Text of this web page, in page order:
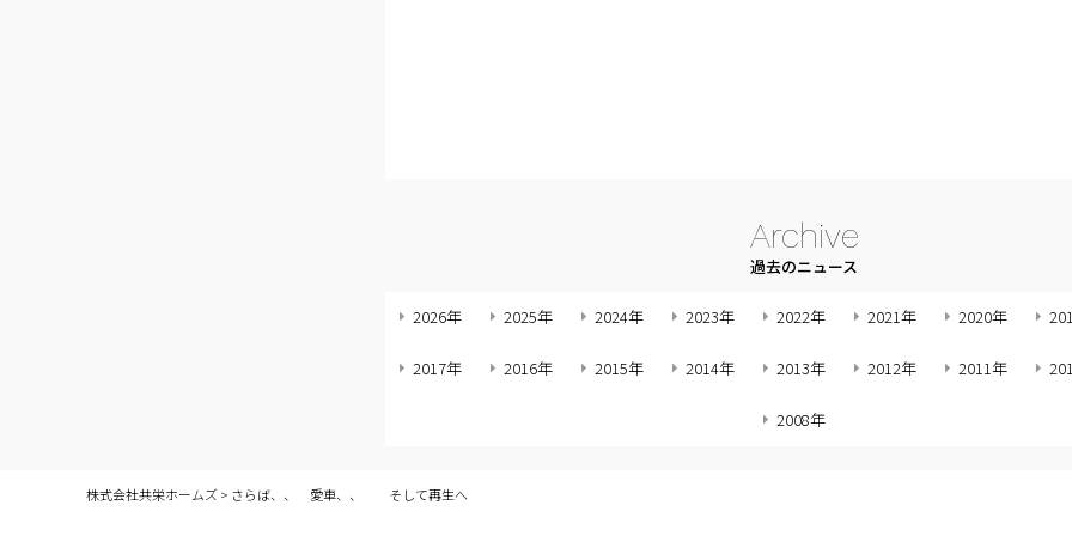
Archive
過去のニュース
2026年 2025年 2024年 2023年 2022年 2021年 2020年
2017年 2016年 2015年 2014年 2013年 2012年 2011年
2008年
株式会社共栄ホームズ> さらば、、 愛車、、 そして再生へ